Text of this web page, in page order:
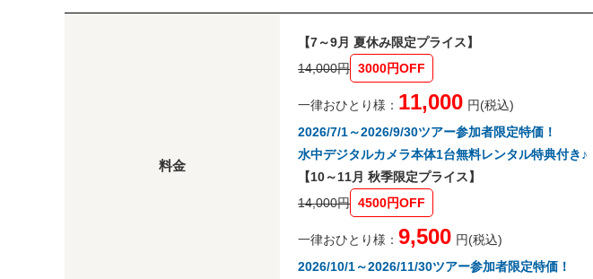
料金
【7～9月 夏休み限定プライス】
14,000円 3000円OFF
一律おひとり様： 11,000 円(税込)
2026/7/1～2026/9/30ツアー参加者限定特価！
水中デジタルカメラ本体1台無料レンタル特典付き♪
【10～11月 秋季限定プライス】
14,000円 4500円OFF
一律おひとり様： 9,500 円(税込)
2026/10/1～2026/11/30ツアー参加者限定特価！